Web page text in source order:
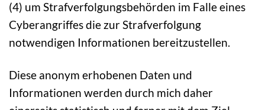
(4) um Strafverfolgungsbehörden im Falle eines
Cyberangriffes die zur Strafverfolgung
notwendigen Informationen bereitzustellen.
Diese anonym erhobenen Daten und
Informationen werden durch mich daher